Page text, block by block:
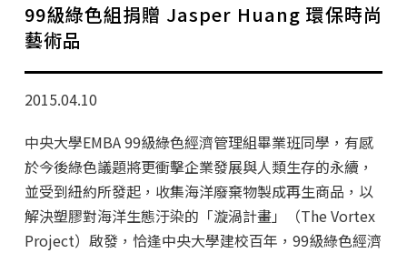
行政公告
師生動態
99級綠色組捐贈 Jasper Huang 環保時尚
藝術品
2015.04.10
中央大學EMBA 99級綠色經濟管理組畢業班同學，有感
於今後綠色議題將更衝擊企業發展與人類生存的永續，
並受到紐約所發起，收集海洋廢棄物製成再生商品，以
解決塑膠對海洋生態汙染的「漩渦計畫」（The Vortex
Project）啟發，恰逢中央大學建校百年，99級綠色經濟